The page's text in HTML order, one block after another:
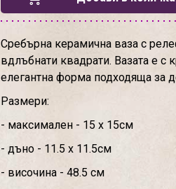
Сребърна керамична ваза с
вдлъбнати квадрати. Вазата е с
елегантна форма подходяща за
Размери:
- максимален - 15 х 15см
- дъно - 11.5 х 11.5см
- височина - 48.5 см